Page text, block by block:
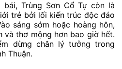
bái, Trùng Sơn Cổ Tự còn là
trẻ bởi lối kiến trúc độc đáo
sáng sớm hoặc hoàng hôn,
và thơ mộng hơn bao giờ hết.
dừng chân lý tưởng trong
Thuận.